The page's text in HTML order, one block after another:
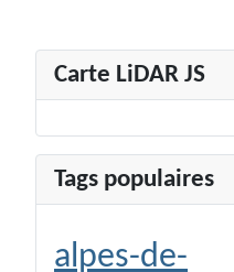
Carte LiDAR JS
Tags populaires
alpes-de-